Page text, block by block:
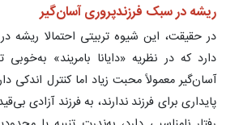
ریشه در سبک فرزندپروری آسان‌گیر
در حقیقت، این شیوه تربیتی احتمالا ریشه
دارد که در نظریه «دایانا بامریند»
آسان‌گیر معمولاً محبت زیاد اما کنترل
پایداری برای فرزند ندارند، به فرزند آزادی